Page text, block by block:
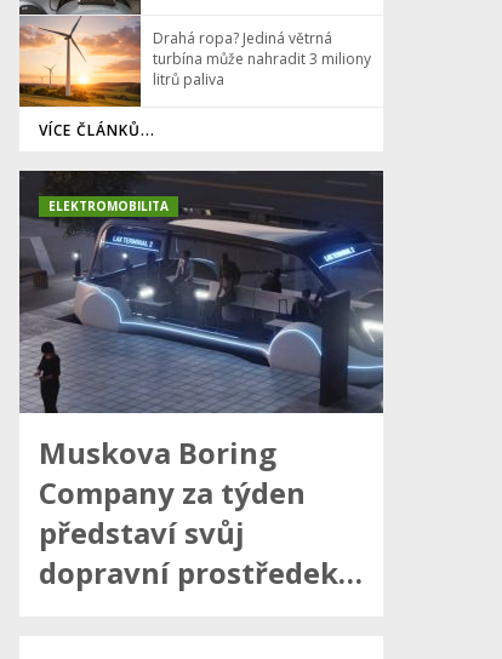
Drahá ropa? Jediná větrná
turbína může nahradit 3 miliony
litrů paliva
VÍCE ČLÁNKŮ...
Muskova Boring
Company za týden
představí svůj
dopravní prostředek…
ELEKTROMOBILITA